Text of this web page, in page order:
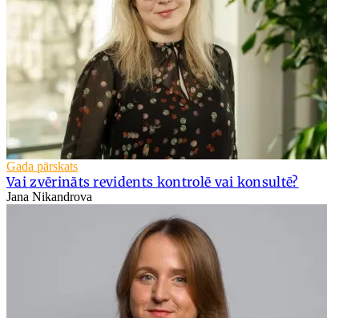
Gada pārskats
Vai zvērināts revidents kontrolē vai konsultē?
Jana Nikandrova